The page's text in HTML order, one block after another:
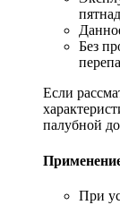
Без
Если
палубной
При